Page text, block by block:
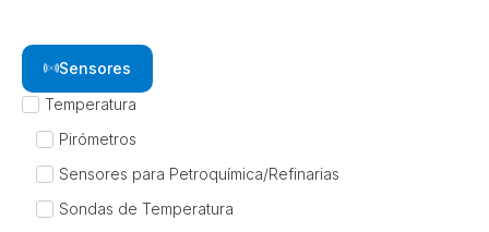
Sensores
Temperatura
Pirómetros
Sensores para Petroquímica/Refinarias
Sondas de Temperatura